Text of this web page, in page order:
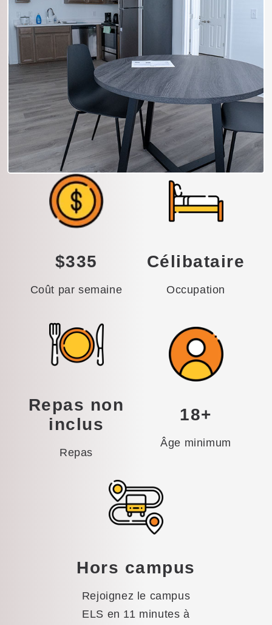
$335
Coût par semaine
Célibataire
Occupation
Repas non
inclus
Repas
18+
Âge minimum
Hors campus
Rejoignez le campus
ELS en 11 minutes à